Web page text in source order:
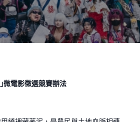
微電影徵選競賽辦法